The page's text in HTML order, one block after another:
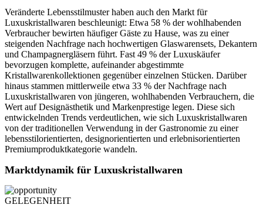
Veränderte Lebensstilmuster haben auch den Markt für
Luxuskristallwaren beschleunigt: Etwa 58 % der wohlhabenden
Verbraucher bewirten häufiger Gäste zu Hause, was zu einer
steigenden Nachfrage nach hochwertigen Glaswarensets, Dekantern
und Champagnergläsern führt. Fast 49 % der Luxuskäufer
bevorzugen komplette, aufeinander abgestimmte
Kristallwarenkollektionen gegenüber einzelnen Stücken. Darüber
hinaus stammen mittlerweile etwa 33 % der Nachfrage nach
Luxuskristallwaren von jüngeren, wohlhabenden Verbrauchern, die
Wert auf Designästhetik und Markenprestige legen. Diese sich
entwickelnden Trends verdeutlichen, wie sich Luxuskristallwaren
von der traditionellen Verwendung in der Gastronomie zu einer
lebensstilorientierten, designorientierten und erlebnisorientierten
Premiumproduktkategorie wandeln.
Marktdynamik für Luxuskristallwaren
GELEGENHEIT